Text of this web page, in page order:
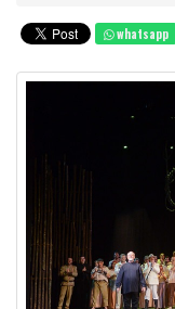
whatsapp